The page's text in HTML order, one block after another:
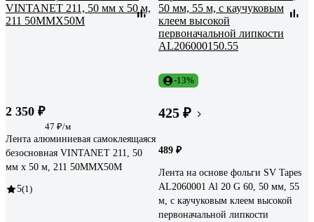
2 350 ₽
47 ₽/м
Лента алюминиевая самоклеящаяся
безосновная VINTANET 211, 50
мм х 50 м, 211 50MMX50M
5(1)
-13%
425 ₽
489 ₽
Лента на основе фольги SV Tapes
AL2060001 Al 20 G 60, 50 мм, 55
м, c каучуковым клеем высокой
первоначальной липкости